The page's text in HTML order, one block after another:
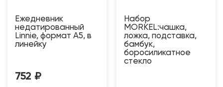
Ежедневник
недатированный
Linnie, формат А5, в
линейку
752 ₽
Набор
MORKEL:чашка,
ложка, подставка,
бамбук,
боросиликатное
стекло